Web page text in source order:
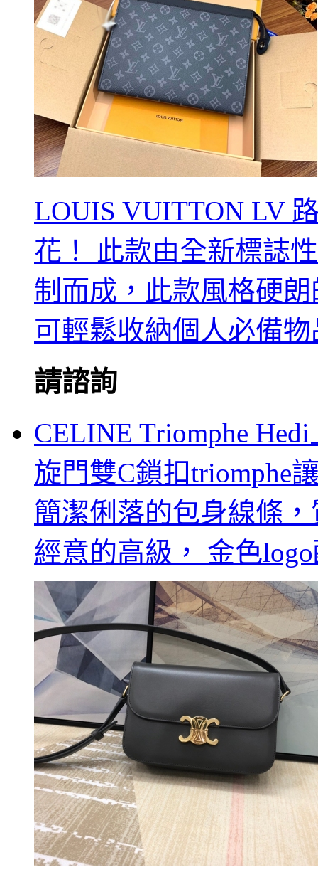
LOUIS VUITTON LV
花！ 此款由全新標誌
制而成，此款風格硬朗
可輕鬆收納個人必備
請諮詢
CELINE Triomphe
旋門雙C鎖扣triomphe
簡潔俐落的包身線條
經意的高級， 金色